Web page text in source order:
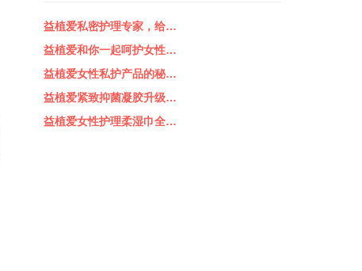
益植爱私密护理专家，给…
益植爱和你一起呵护女性…
益植爱女性私护产品的秘…
益植爱紧致抑菌凝胶升级…
益植爱女性护理柔湿巾全…